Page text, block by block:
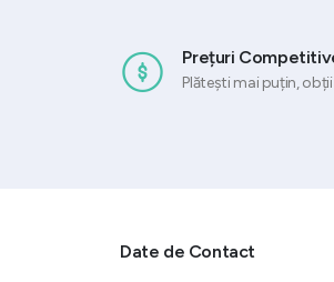
Prețuri
Plătești mai puțin,
Date de Contact